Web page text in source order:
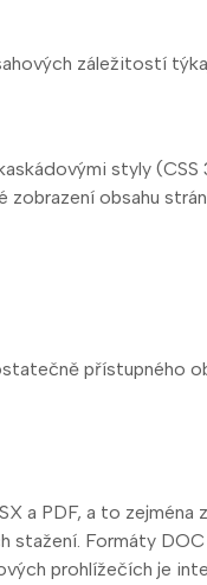
záležitostí
styly
obsahu
přístupného
a PDF, a to
Formáty
prohlížečích je